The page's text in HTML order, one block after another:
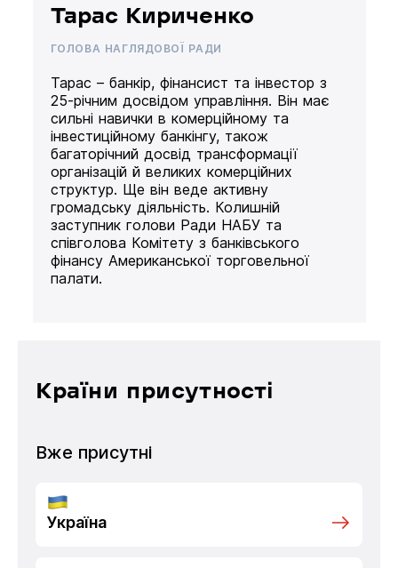
Тарас Кириченко
ГОЛОВА НАГЛЯДОВОЇ РАДИ
Тарас – банкір, фінансист та інвестор з
25-річним досвідом управління. Він має
сильні навички в комерційному та
інвестиційному банкінгу, також
багаторічний досвід трансформації
організацій й великих комерційних
структур. Ще він веде активну
громадську діяльність. Колишній
заступник голови Ради НАБУ та
співголова Комітету з банківського
фінансу Американської торговельної
палати.
Країни присутності
Вже присутні
Україна